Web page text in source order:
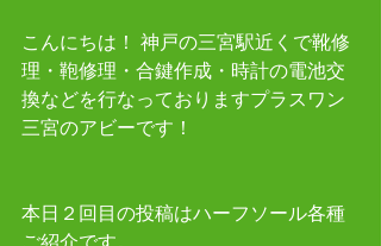
こんにちは！ 神戸の三宮駅近くで靴修
理・鞄修理・合鍵作成・時計の電池交
換などを行なっておりますプラスワン
三宮のアビーです！
本日２回目の投稿はハーフソール各種